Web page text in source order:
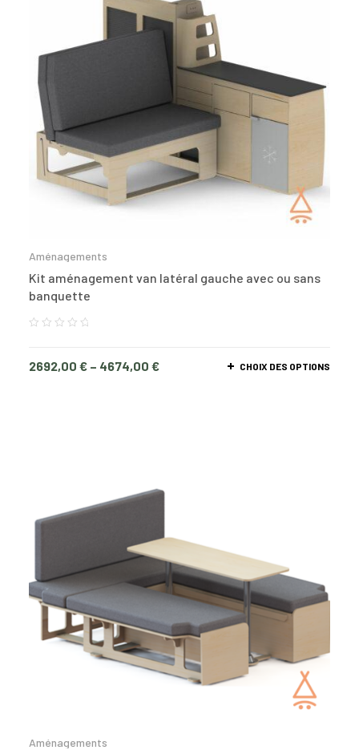
Aménagements
Kit aménagement van latéral gauche avec ou sans
banquette
2692,00 € – 4674,00 € CHOIX DES OPTIONS
Aménagements